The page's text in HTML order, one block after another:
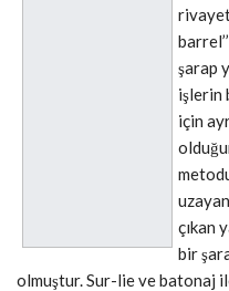
şarap
işlerin
için
çıkan
bir
olmuştur. Sur-lie ve batonaj